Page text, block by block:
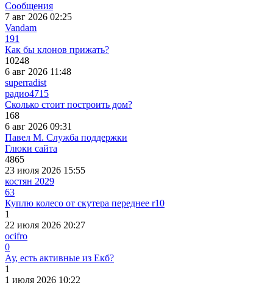
Сообщения
7 авг 2026 02:25
Vandаm
191
Как бы клонов прижать?
10248
6 авг 2026 11:48
superradist
радио4715
Сколько стоит построить дом?
168
6 авг 2026 09:31
Павел М. Служба поддержки
Глюки сайта
4865
23 июля 2026 15:55
костян 2029
63
Куплю колесо от скутера переднее r10
1
22 июля 2026 20:27
ocifro
0
Ау, есть активные из Екб?
1
1 июля 2026 10:22